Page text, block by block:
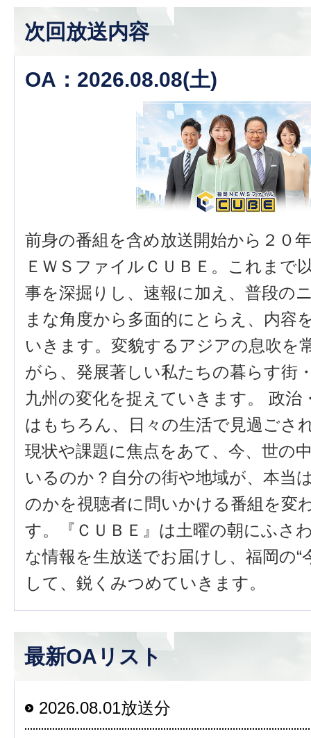
次回放送内容
OA：2026.08.08(土)
前身の番組を含め放送開始から２０
ＥＷＳファイルＣＵＢＥ。これまで
事を深掘りし、速報に加え、普段の
まな角度から多面的にとらえ、内容
いきます。変貌するアジアの息吹を
がら、発展著しい私たちの暮らす街
九州の変化を捉えていきます。 政治
はもちろん、日々の生活で見過ごさ
現状や課題に焦点をあて、今、世の
いるのか？自分の街や地域が、本当
のかを視聴者に問いかける番組を変
す。『ＣＵＢＥ』は土曜の朝にふさ
な情報を生放送でお届けし、福岡の“
して、鋭くみつめていきます。
最新OAリスト
2026.08.01放送分